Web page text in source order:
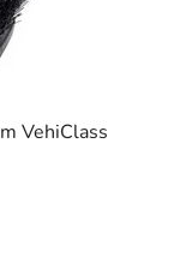
VehiClass